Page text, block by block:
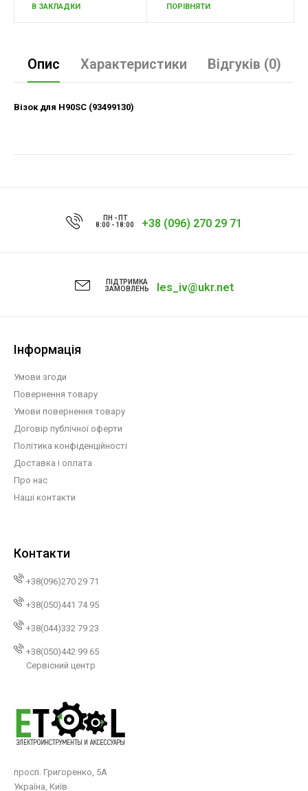
В ЗАКЛАДКИ ПОРІВНЯТИ
Опис Характеристики Відгуків (0)
Візок для H90SC (93499130)
ПН - ПТ
8:00 - 18:00
+38 (096) 270 29 71
ПІДТРИМКА
ЗАМОВЛЕНЬ
les_iv@ukr.net
Інформація
Умови згоди
Повернення товару
Умови повернення товару
Договір публічної оферти
Політика конфіденційності
Доставка і оплата
Про нас
Наші контакти
Контакти
+38(096)270 29 71
+38(050)441 74 95
+38(044)332 79 23
+38(050)442 99 65
Сервісний центр
просп. Григоренко, 5А
Україна, Київ